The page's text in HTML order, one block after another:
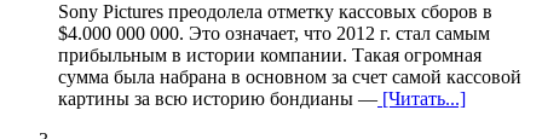
Sony Pictures преодолела отметку кассовых сборов в
$4.000 000 000. Это означает, что 2012 г. стал самым
прибыльным в истории компании. Такая огромная
сумма была набрана в основном за счет самой кассовой
картины за всю историю бондианы — [Читать...]